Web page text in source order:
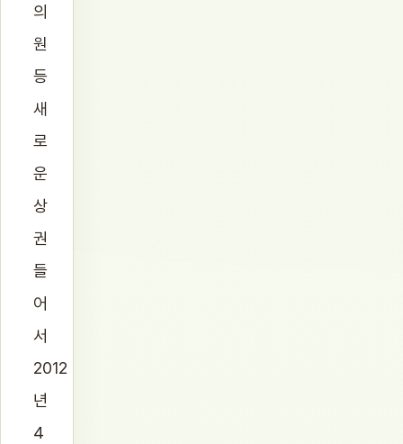
의
원
등
새
로
운
상
권
들
어
서
2012
년
4